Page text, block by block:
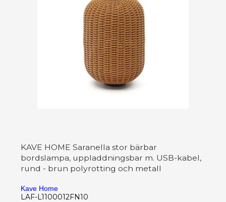
KAVE HOME Saranella stor bärbar
bordslampa, uppladdningsbar m. USB-kabel,
rund - brun polyrotting och metall
Kave Home
LAF-L1100012FN10